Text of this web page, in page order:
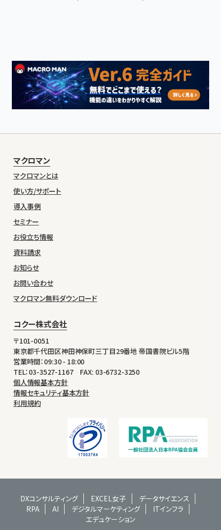
マクロマン
マクロマンとは
使い方/サポート
導入事例
セミナー
お役立ち情報
資料請求
お知らせ
お問い合わせ
マクロマン無料ダウンロード
コクー株式会社
〒101-0051
東京都千代田区神田神保町三丁目29番地 帝国書院ビル5階
営業時間：09:30 - 18:00
TEL：03-3527-1167 FAX: 03-6732-3250
個人情報基本方針
情報セキュリティ基本方針
利用規約
DXコンサルティング EXCEL女子
データサイエンス
RPA
AI デジタルマーケティング
ITインフラ
エデュケーション